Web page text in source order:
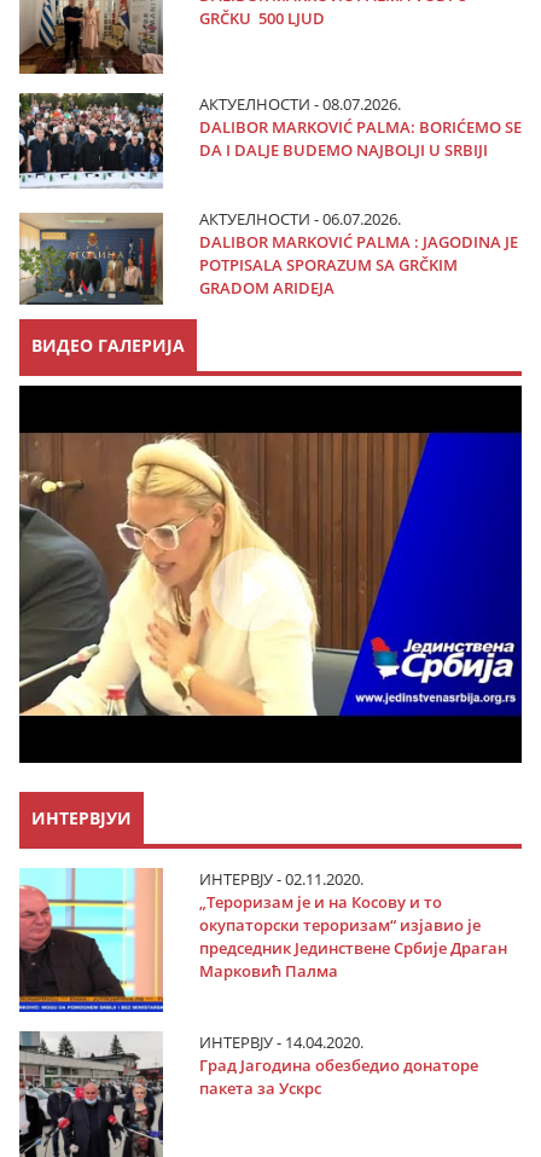
GRČKU 500 LJUD
АКТУЕЛНОСТИ - 08.07.2026.
DALIBOR MARKOVIĆ PALMA: BORIĆEMO SE
DA I DALJE BUDEMO NAJBOLJI U SRBIJI
АКТУЕЛНОСТИ - 06.07.2026.
DALIBOR MARKOVIĆ PALMA : JAGODINA JE
POTPISALA SPORAZUM SA GRČKIM
GRADOM ARIDEJA
ВИДЕО ГАЛЕРИЈА
ИНТЕРВЈУИ
ИНТЕРВЈУ - 02.11.2020.
„Тероризам је и на Косову и то
окупаторски тероризам“ изјавио је
председник Јединствене Србије Драган
Марковић Палма
ИНТЕРВЈУ - 14.04.2020.
Град Јагодина обезбедио донаторе
пакета за Ускрс